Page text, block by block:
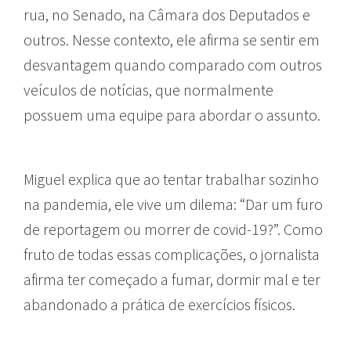
rua, no Senado, na Câmara dos Deputados e
outros. Nesse contexto, ele afirma se sentir em
desvantagem quando comparado com outros
veículos de notícias, que normalmente
possuem uma equipe para abordar o assunto.
Miguel explica que ao tentar trabalhar sozinho
na pandemia, ele vive um dilema: “Dar um furo
de reportagem ou morrer de covid-19?”. Como
fruto de todas essas complicações, o jornalista
afirma ter começado a fumar, dormir mal e ter
abandonado a prática de exercícios físicos.